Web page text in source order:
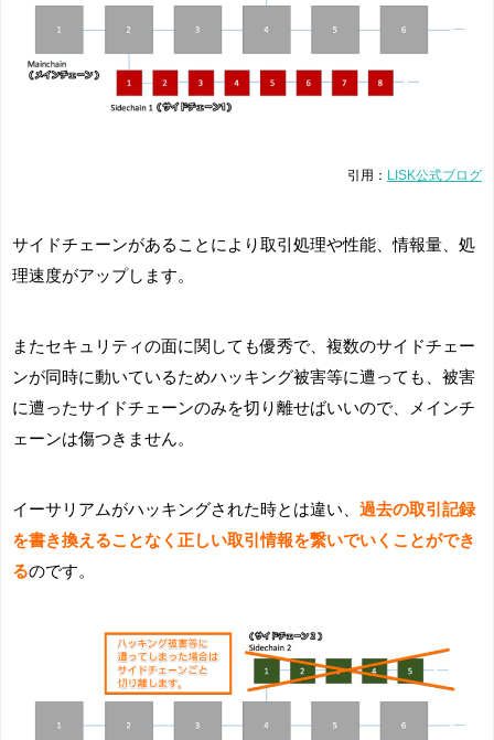
引用： LISK公式ブログ
サイドチェーンがあることにより取引処理や性能、情報量、処
理速度がアップします。
またセキュリティの面に関しても優秀で、複数のサイドチェー
ンが同時に動いているためハッキング被害等に遭っても、被害
に遭ったサイドチェーンのみを切り離せばいいので、メインチ
ェーンは傷つきません。
イーサリアムがハッキングされた時とは違い、 過去の取引記録
を書き換えることなく正しい取引情報を繋いでいくことができ
るのです。